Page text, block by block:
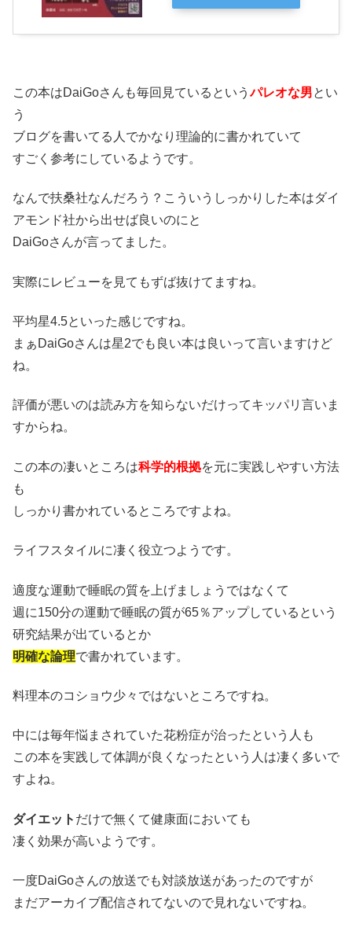
この本はDaiGoさんも毎回見ているというパレオな男とい
う
ブログを書いてる人でかなり理論的に書かれていて
すごく参考にしているようです。
なんで扶桑社なんだろう？こういうしっかりした本はダイ
アモンド社から出せば良いのにと
DaiGoさんが言ってました。
実際にレビューを見てもずば抜けてますね。
平均星4.5といった感じですね。
まぁDaiGoさんは星2でも良い本は良いって言いますけど
ね。
評価が悪いのは読み方を知らないだけってキッパリ言いま
すからね。
この本の凄いところは科学的根拠を元に実践しやすい方法
も
しっかり書かれているところですよね。
ライフスタイルに凄く役立つようです。
適度な運動で睡眠の質を上げましょうではなくて
週に150分の運動で睡眠の質が65％アップしているという
研究結果が出ているとか
明確な論理で書かれています。
料理本のコショウ少々ではないところですね。
中には毎年悩まされていた花粉症が治ったという人も
この本を実践して体調が良くなったという人は凄く多いで
すよね。
ダイエット だけで無くて健康面においても
凄く効果が高いようです。
一度DaiGoさんの放送でも対談放送があったのですが
まだアーカイブ配信されてないので見れないですね。